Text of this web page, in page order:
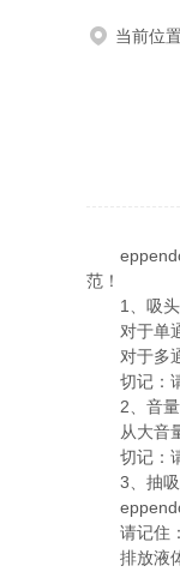
当前位置
eppendorf
范！
1、吸头
对于单通
对于多通
切记：请
2、音量
从大音量
切记：请
3、抽吸
eppendorf
请记住：
排放液体